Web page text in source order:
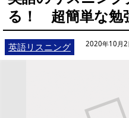
る！ 超簡単な勉
英語リスニング 2020年10月2